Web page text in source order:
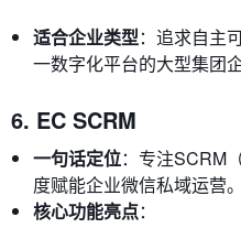
适合企业类型：追求自主
一数字化平台的大型集团企
6. EC SCRM
一句话定位：专注SCRM
度赋能企业微信私域运营。
核心功能亮点：